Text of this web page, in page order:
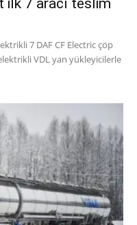
7 DAF CF Electric çöp
VDL yan yükleyicilerle